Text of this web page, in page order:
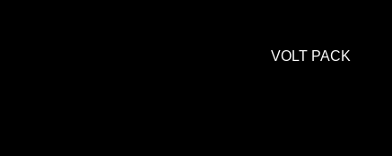
VOLT PACK